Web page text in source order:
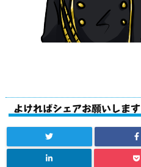
よければシェアお願いします